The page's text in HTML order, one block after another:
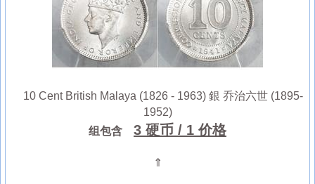
10 Cent British Malaya (1826 - 1963) 銀 乔治六世 (1895-
1952)
组包含
3 硬币 / 1 价格
⇑